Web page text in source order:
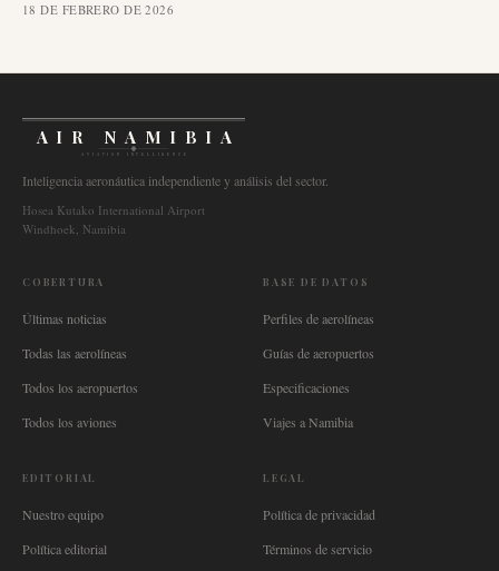
18 DE FEBRERO DE 2026
AIR NAMIBIA
AVIATION INTELLIGENCE
Inteligencia aeronáutica independiente y análisis del sector.
Hosea Kutako International Airport
Windhoek, Namibia
COBERTURA
Últimas noticias
Todas las aerolíneas
Todos los aeropuertos
Todos los aviones
BASE DE DATOS
Perfiles de aerolíneas
Guías de aeropuertos
Especificaciones
Viajes a Namibia
EDITORIAL
Nuestro equipo
Política editorial
LEGAL
Política de privacidad
Términos de servicio